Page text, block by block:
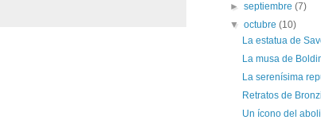
►septiembre(7)
▼octubre(10)
La estatua de
La musa de
La serenísima
Retratos de
Un ícono del